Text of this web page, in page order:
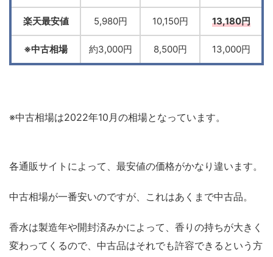
楽天最安値 5,980円 10,150円 13,180円
※中古相場 約3,000円 8,500円 13,000円
※中古相場は2022年10月の相場となっています。
各通販サイトによって、最安値の価格がかなり違います。
中古相場が一番安いのですが、これはあくまで中古品。
香水は製造年や開封済みかによって、香りの持ちが大きく
変わってくるので、中古品はそれでも許容できるという方